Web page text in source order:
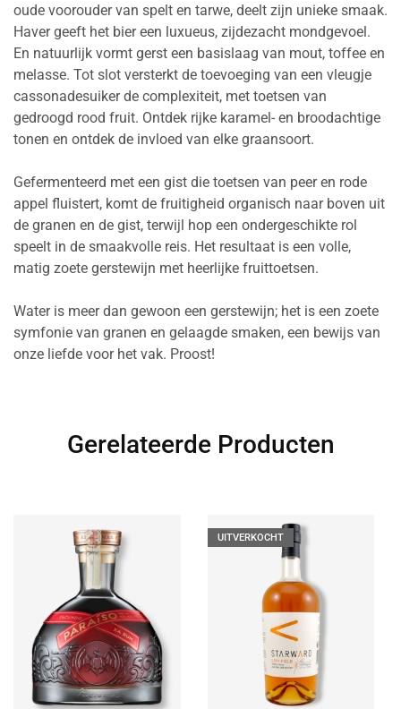
oude voorouder van spelt en tarwe, deelt zijn unieke smaak.
Haver geeft het bier een luxueus, zijdezacht mondgevoel.
En natuurlijk vormt gerst een basislaag van mout, toffee en
melasse. Tot slot versterkt de toevoeging van een vleugje
cassonadesuiker de complexiteit, met toetsen van
gedroogd rood fruit. Ontdek rijke karamel- en broodachtige
tonen en ontdek de invloed van elke graansoort.
Gefermenteerd met een gist die toetsen van peer en rode
appel fluistert, komt de fruitigheid organisch naar boven uit
de granen en de gist, terwijl hop een ondergeschikte rol
speelt in de smaakvolle reis. Het resultaat is een volle,
matig zoete gerstewijn met heerlijke fruittoetsen.
Water is meer dan gewoon een gerstewijn; het is een zoete
symfonie van granen en gelaagde smaken, een bewijs van
onze liefde voor het vak. Proost!
Gerelateerde Producten
UITVERKOCHT